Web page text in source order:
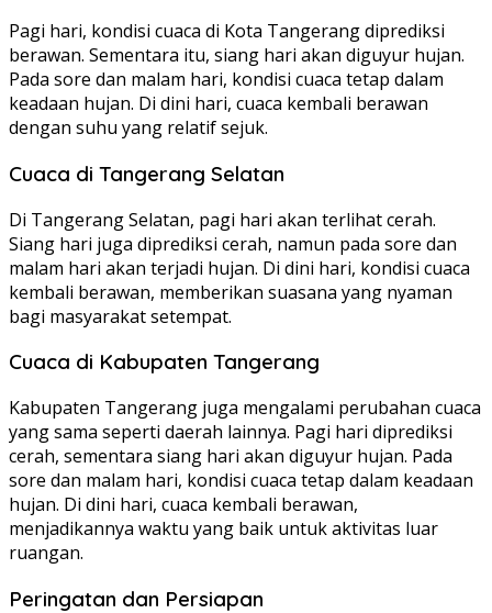
Pagi hari, kondisi cuaca di Kota Tangerang diprediksi
berawan. Sementara itu, siang hari akan diguyur hujan.
Pada sore dan malam hari, kondisi cuaca tetap dalam
keadaan hujan. Di dini hari, cuaca kembali berawan
dengan suhu yang relatif sejuk.
Cuaca di Tangerang Selatan
Di Tangerang Selatan, pagi hari akan terlihat cerah.
Siang hari juga diprediksi cerah, namun pada sore dan
malam hari akan terjadi hujan. Di dini hari, kondisi cuaca
kembali berawan, memberikan suasana yang nyaman
bagi masyarakat setempat.
Cuaca di Kabupaten Tangerang
Kabupaten Tangerang juga mengalami perubahan cuaca
yang sama seperti daerah lainnya. Pagi hari diprediksi
cerah, sementara siang hari akan diguyur hujan. Pada
sore dan malam hari, kondisi cuaca tetap dalam keadaan
hujan. Di dini hari, cuaca kembali berawan,
menjadikannya waktu yang baik untuk aktivitas luar
ruangan.
Peringatan dan Persiapan